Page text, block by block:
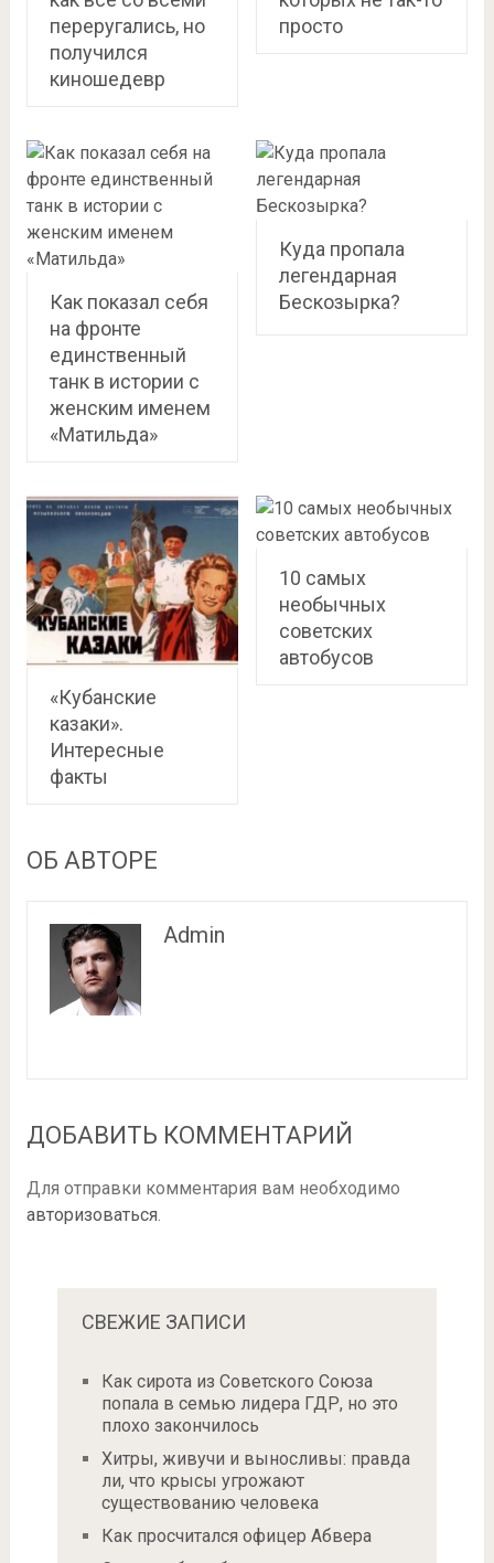
переругались, но
получился
киношедевр
просто
Как показал себя
на фронте
единственный
танк в истории с
женским именем
«Матильда»
Куда пропала
легендарная
Бескозырка?
«Кубанские
казаки».
Интересные
факты
10 самых
необычных
советских
автобусов
ОБ АВТОРЕ
Admin
ДОБАВИТЬ КОММЕНТАРИЙ
Для отправки комментария вам необходимо
авторизоваться
СВЕЖИЕ ЗАПИСИ
Как сирота из Советского Союза
попала в семью лидера ГДР, но это
плохо закончилось
Хитры, живучи и выносливы: правда
ли, что крысы угрожают
существованию человека
Как просчитался офицер Абвера